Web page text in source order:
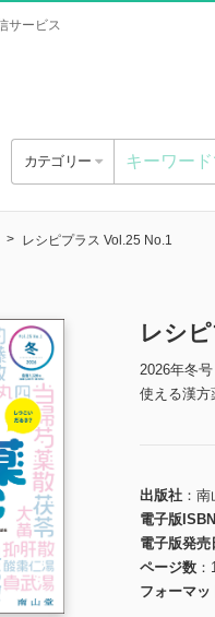
サービス
カテゴリー
レシピプラス Vol.25 No.1
レシ
2026年冬号
使える漢方
出版社
南
電子版ISBN
電子版発売
ページ数
フォーマッ